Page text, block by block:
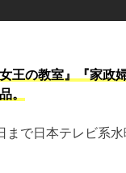
王の教室』『家政
。
で日本テレビ系水